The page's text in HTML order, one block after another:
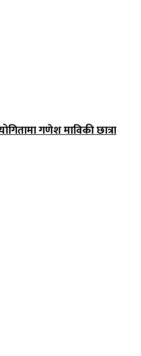
गणेश माविकी छात्रा